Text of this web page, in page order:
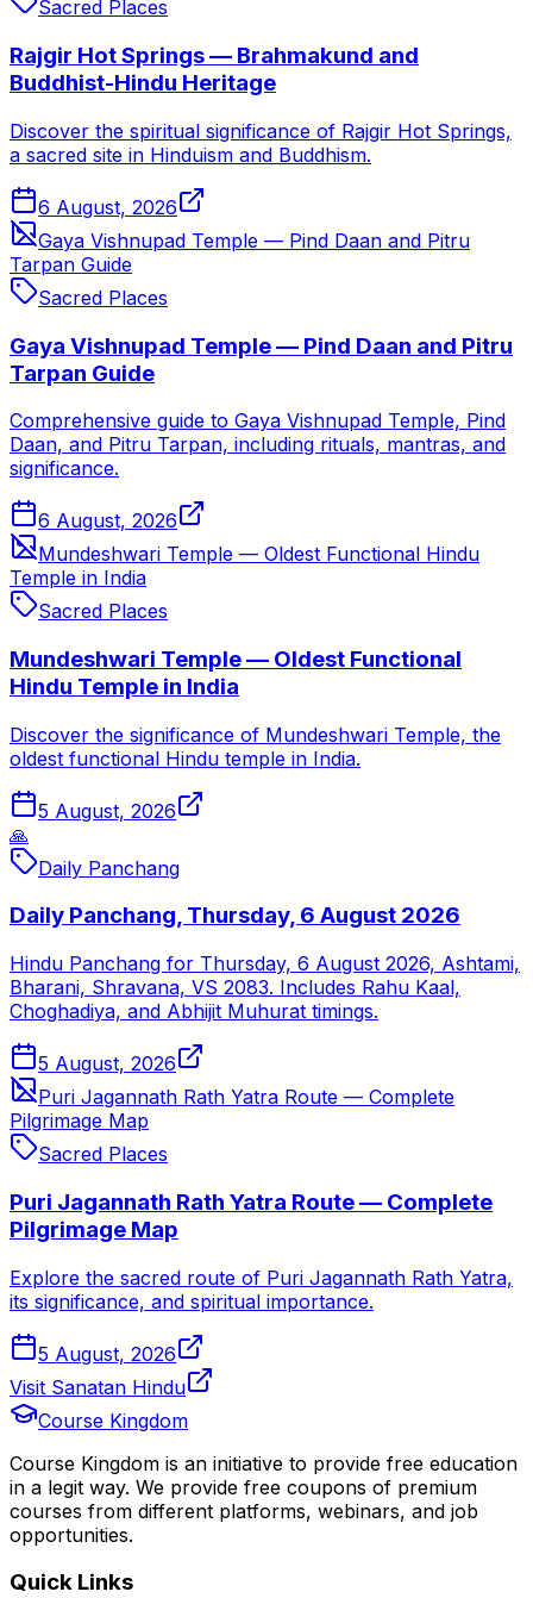
Sacred Places
Rajgir Hot Springs — Brahmakund and
Buddhist-Hindu Heritage
Discover the spiritual significance of Rajgir Hot Springs,
a sacred site in Hinduism and Buddhism.
6 August, 2026
Gaya Vishnupad Temple — Pind Daan and Pitru
Tarpan Guide
Sacred Places
Gaya Vishnupad Temple — Pind Daan and Pitru
Tarpan Guide
Comprehensive guide to Gaya Vishnupad Temple, Pind
Daan, and Pitru Tarpan, including rituals, mantras, and
significance.
6 August, 2026
Mundeshwari Temple — Oldest Functional Hindu
Temple in India
Sacred Places
Mundeshwari Temple — Oldest Functional
Hindu Temple in India
Discover the significance of Mundeshwari Temple, the
oldest functional Hindu temple in India.
5 August, 2026
🙏
Daily Panchang
Daily Panchang, Thursday, 6 August 2026
Hindu Panchang for Thursday, 6 August 2026, Ashtami,
Bharani, Shravana, VS 2083. Includes Rahu Kaal,
Choghadiya, and Abhijit Muhurat timings.
5 August, 2026
Puri Jagannath Rath Yatra Route — Complete
Pilgrimage Map
Sacred Places
Puri Jagannath Rath Yatra Route — Complete
Pilgrimage Map
Explore the sacred route of Puri Jagannath Rath Yatra,
its significance, and spiritual importance.
5 August, 2026
Visit Sanatan Hindu
Course Kingdom
Course Kingdom is an initiative to provide free education
in a legit way. We provide free coupons of premium
courses from different platforms, webinars, and job
opportunities.
Quick Links